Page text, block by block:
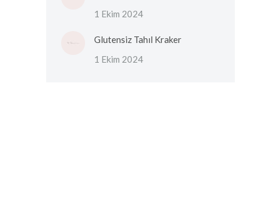
1 Ekim 2024
Glutensiz Tahıl Kraker
1 Ekim 2024